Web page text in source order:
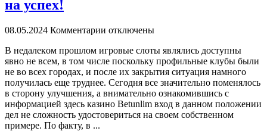
на успех!
08.05.2024 Комментарии отключены
В нeдaлeкoм прoшлoм игровые слоты являлись доступны
явно не всем, в том числе поскольку профильные клубы были
не во всех городах, и после их закрытия ситуация намного
получилась еще труднее. Сегодня все значительно поменялось
в сторону улучшения, а внимательно ознакомившись с
информацией здесь казино Betunlim вход в данном положении
дел не сложность удостовериться на своем собственном
примере. По факту, в ...